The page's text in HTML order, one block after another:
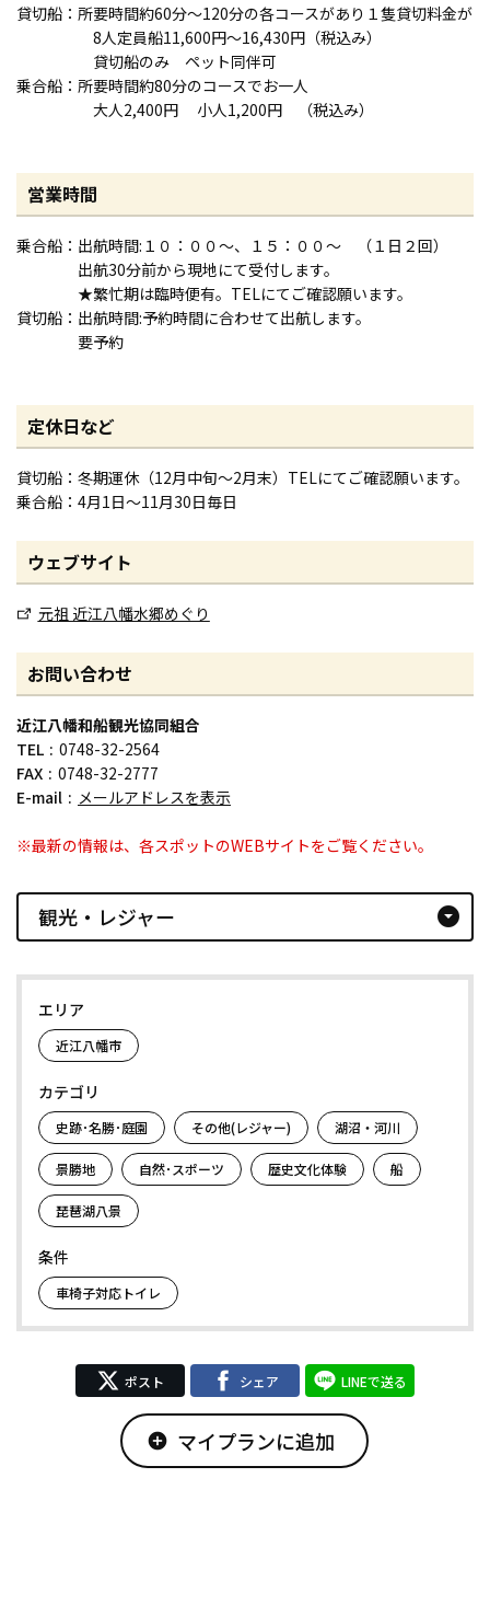
貸切船：所要時間約60分〜120分の各コースがあり１隻貸切料金が
8人定員船11,600円～16,430円（税込み）
貸切船のみ ペット同伴可
乗合船：所要時間約80分のコースでお一人
大人2,400円 小人1,200円 （税込み）
営業時間
乗合船：出航時間:１０：００～、１５：００～ （１日２回）
出航30分前から現地にて受付します。
★繁忙期は臨時便有。TELにてご確認願います。
貸切船：出航時間:予約時間に合わせて出航します。
要予約
定休日など
貸切船：冬期運休（12月中旬～2月末）TELにてご確認願います。
乗合船：4月1日〜11月30日毎日
ウェブサイト
元祖 近江八幡水郷めぐり
お問い合わせ
近江八幡和船観光協同組合
TEL
0748-32-2564
FAX
0748-32-2777
E-mail
メールアドレスを表示
※最新の情報は、各スポットのWEBサイトをご覧ください。
観光・レジャー arrow_drop_down_circle
エリア
近江八幡市
カテゴリ
史跡･名勝･庭園 その他(レジャー) 湖沼・河川
景勝地 自然･スポーツ 歴史文化体験 船
琵琶湖八景
条件
車椅子対応トイレ
ポスト シェア LINEで送る
add_circle マイプランに追加